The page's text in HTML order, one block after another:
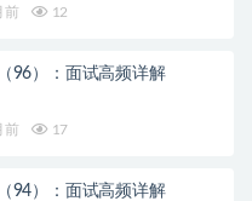
前 12
96）：面试高频详解
前 17
94）：面试高频详解